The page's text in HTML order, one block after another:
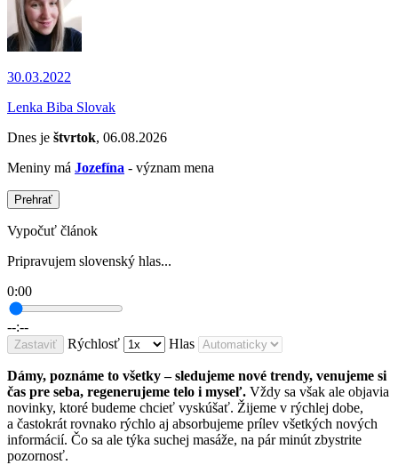
30.03.2022
Lenka Biba Slovak
Dnes je štvrtok, 06.08.2026
Meniny má Jozefína - význam mena
Prehrať
Vypočuť článok
Pripravujem slovenský hlas...
0:00
--:--
Zastaviť Rýchlosť Hlas
Dámy, poznáme to všetky – sledujeme nové trendy, venujeme si
čas pre seba, regenerujeme telo i myseľ. Vždy sa však ale objavia
novinky, ktoré budeme chcieť vyskúšať. Žijeme v rýchlej dobe,
a častokrát rovnako rýchlo aj absorbujeme prílev všetkých nových
informácií. Čo sa ale týka suchej masáže, na pár minút zbystrite
pozornosť.